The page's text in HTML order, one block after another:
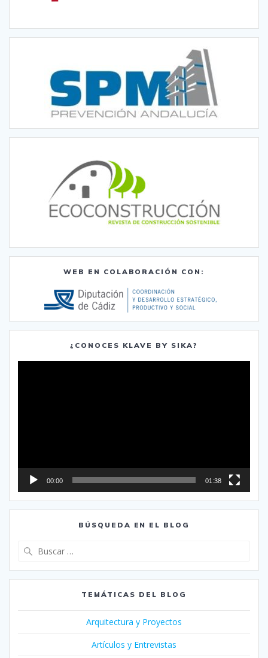
WEB EN COLABORACIÓN CON:
¿CONOCES KLAVE BY SIKA?
00:00 01:38
BÚSQUEDA EN EL BLOG
TEMÁTICAS DEL BLOG
Arquitectura y Proyectos
Artículos y Entrevistas